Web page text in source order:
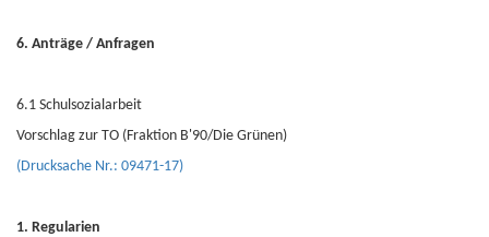
6. Anträge / Anfragen
6.1 Schulsozialarbeit
Vorschlag zur TO (Fraktion B'90/Die Grünen)
(Drucksache Nr.: 09471-17)
1. Regularien